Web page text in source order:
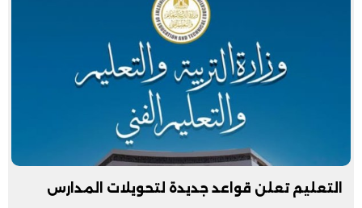
التعليم تعلن قواعد جديدة لتحويلات المدارس